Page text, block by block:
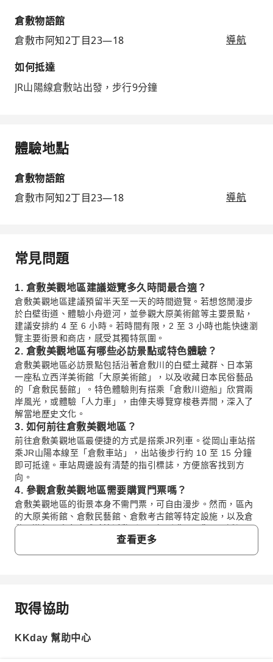
倉敷物語館
倉敷市阿知2丁目23―18
導航
如何抵達
JR山陽線倉敷站出發，步行9分鐘
體驗地點
倉敷物語館
倉敷市阿知2丁目23―18
導航
常見問題
1. 倉敷美觀地區建議遊覽多久時間最合適？
倉敷美觀地區建議預留半天至一天的時間遊覽。若想悠閒漫步
於白壁街道、體驗小舟遊河，並參觀大原美術館等主要景點，
建議安排約 4 至 6 小時。若時間有限，2 至 3 小時也能快速瀏
覽主要街景和商店，感受其獨特氛圍。
2. 倉敷美觀地區有哪些必訪景點或特色體驗？
倉敷美觀地區必訪景點包括沿著倉敷川的白壁土藏群、日本第
一座私立西洋美術館「大原美術館」，以及收藏日本民俗藝品
的「倉敷民藝館」。特色體驗則有搭乘「倉敷川遊船」欣賞兩
岸風光，或體驗「人力車」，由俥夫導覽穿梭巷弄間，深入了
解當地歷史文化。
3. 如何前往倉敷美觀地區？
前往倉敷美觀地區最便捷的方式是搭乘JR列車。從岡山車站搭
乘JR山陽本線至「倉敷車站」，出站後步行約 10 至 15 分鐘
即可抵達。車站周邊設有清楚的指引標誌，方便旅客找到方
向。
4. 參觀倉敷美觀地區需要購買門票嗎？
倉敷美觀地區的街景本身不需門票，可自由漫步。然而，區內
的大原美術館、倉敷民藝館、倉敷考古館等特定設施，以及倉
敷川遊船、人力車體驗等活動則需要個別購票。您可以透過
KKday 預訂人力車體驗，省去現場排隊購票的麻煩，並確保行
程的順暢。
才知道的私房景點、歷史故事與文化知識，提供旅遊書上沒有
的深度體驗。路線通常涵蓋主要街道與隱密小徑，讓您從不同
6. 倉敷美觀地區人力車體驗是否適合行動不便的旅客或
查看更多
常見問題
1. 倉敷美觀地區建議遊覽多久時間最合適？
取得協助
KKday 幫助中心